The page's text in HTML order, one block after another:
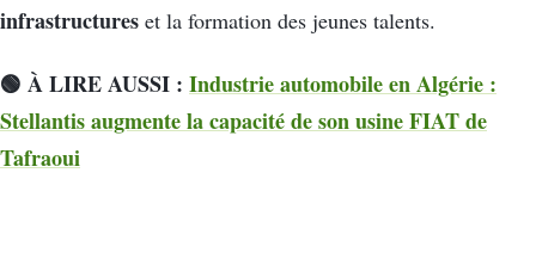
infrastructures et la formation des jeunes talents.
🟢 À LIRE AUSSI : Industrie automobile en Algérie :
Stellantis augmente la capacité de son usine FIAT de
Tafraoui